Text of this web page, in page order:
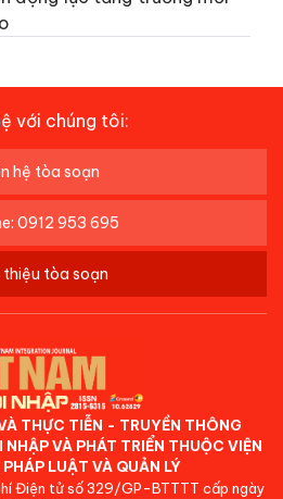
với chúng tôi:
hệ tòa soạn
0912 953 695
thiệu tòa soạn
THỰC TIỄN - TRUYỀN THÔNG
VÀ PHÁT TRIỂN THUỘC VIỆN
LUẬT VÀ QUẢN LÝ
Điện tử số 329/GP-BTTTT cấp ngày